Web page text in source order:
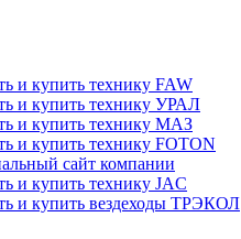
и купить технику FAW
и купить технику УРАЛ
и купить технику МАЗ
и купить технику FOTON
сайт компании
и купить технику JAC
и купить вездеходы ТРЭКОЛ